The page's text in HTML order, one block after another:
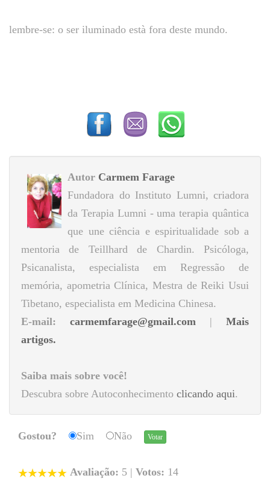
lembre-se: o ser iluminado està fora deste mundo.
Autor Carmem Farage
Fundadora do Instituto Lumni, criadora
da Terapia Lumni - uma terapia quântica
que une ciência e espiritualidade sob a
mentoria de Teillhard de Chardin. Psicóloga,
Psicanalista, especialista em Regressão de
memória, apometria Clínica, Mestra de Reiki Usui
Tibetano, especialista em Medicina Chinesa.
E-mail:
carmemfarage@gmail.com | Mais
artigos.
Saiba mais sobre você!
Descubra sobre Autoconhecimento clicando aqui.
Gostou? Sim Não
Avaliação: 5| Votos: 14